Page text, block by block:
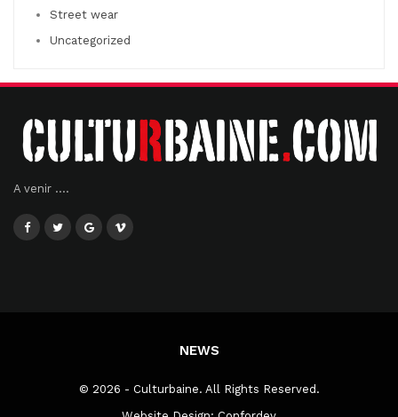
Street wear
Uncategorized
A venir ....
NEWS
© 2026 - Culturbaine. All Rights Reserved.